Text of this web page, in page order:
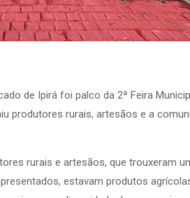
de Ipirá foi palco da 2ª Feira
produtores rurais, artesãos e a
rurais e artesãos, que trouxeram
estavam produtos